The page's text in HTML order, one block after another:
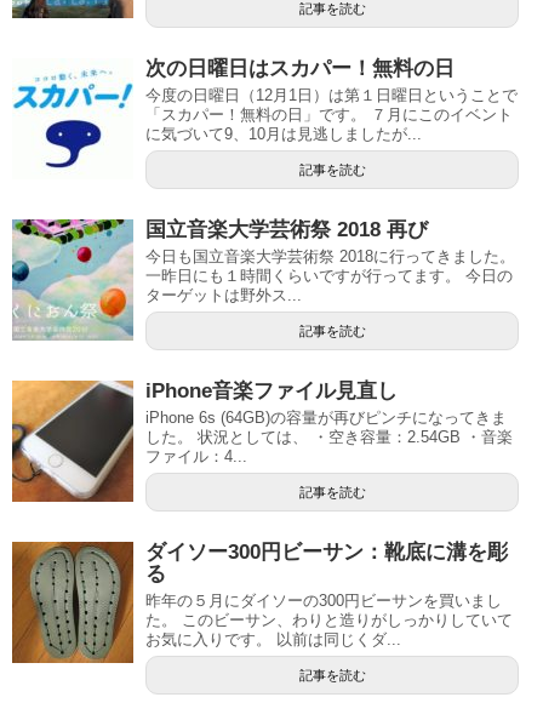
記事を読む
次の日曜日はスカパー！無料の日
今度の日曜日（12月1日）は第１日曜日ということで
「スカパー！無料の日」です。 ７月にこのイベント
に気づいて9、10月は見逃しましたが...
記事を読む
国立音楽大学芸術祭 2018 再び
今日も国立音楽大学芸術祭 2018に行ってきました。
一昨日にも１時間くらいですが行ってます。 今日の
ターゲットは野外ス...
記事を読む
iPhone音楽ファイル見直し
iPhone 6s (64GB)の容量が再びピンチになってきま
した。 状況としては、 ・空き容量：2.54GB ・音楽
ファイル：4...
記事を読む
ダイソー300円ビーサン：靴底に溝を彫
る
昨年の５月にダイソーの300円ビーサンを買いまし
た。 このビーサン、わりと造りがしっかりしていて
お気に入りです。 以前は同じくダ...
記事を読む